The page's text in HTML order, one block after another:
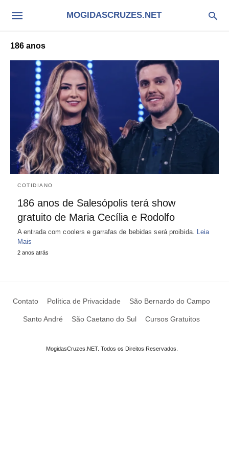
MOGIDASCRUZES.NET
186 anos
COTIDIANO
186 anos de Salesópolis terá show
gratuito de Maria Cecília e Rodolfo
A entrada com coolers e garrafas de bebidas será proibida. Leia
Mais
2 anos atrás
Contato Política de Privacidade São Bernardo do Campo
Santo André São Caetano do Sul Cursos Gratuitos
MogidasCruzes.NET. Todos os Direitos Reservados.